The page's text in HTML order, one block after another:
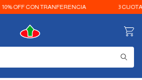
10% OFF CON TRANFERENCIA 3